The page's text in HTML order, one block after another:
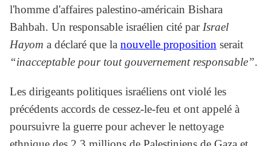
l'homme d'affaires palestino-américain Bishara
Bahbah. Un responsable israélien cité par Israel
Hayom a déclaré que la nouvelle proposition serait
“inacceptable pour tout gouvernement responsable”.
Les dirigeants politiques israéliens ont violé les
précédents accords de cessez-le-feu et ont appelé à
poursuivre la guerre pour achever le nettoyage